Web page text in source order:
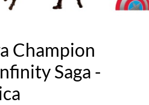
Champion
Saga -